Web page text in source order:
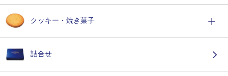
クッキー・焼き菓子
詰合せ